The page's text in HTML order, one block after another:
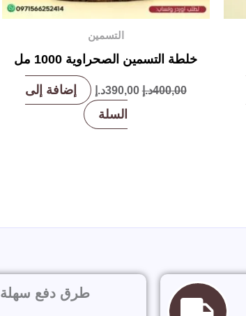
التسمين
خلطة التسمين الصحراوية 1000 مل
400,00د.إ 390,00د.إ
إضافة إلى
السلة
طرق دفع سهلة